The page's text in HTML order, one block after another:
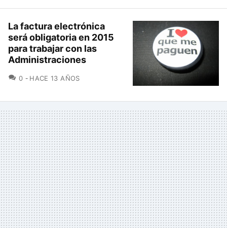
La factura electrónica
será obligatoria en 2015
para trabajar con las
Administraciones
0 COMENTARIOS
HACE 13 AÑOS